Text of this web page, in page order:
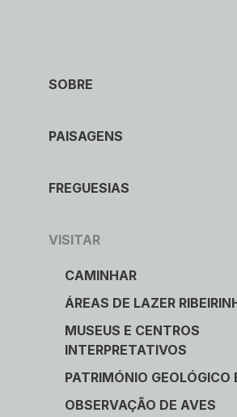
Museus e Centros
Áreas de lazer ribeirinhas
Observação de aves
Onde comer
Onde ficar
SOBRE
PAISAGENS
FREGUESIAS
VISITAR
CAMINHAR
ÁREAS DE LAZER
MUSEUS E CENTROS
INTERPRETATIVOS
PATRIMÓNIO GEOLÓGICO
OBSERVAÇÃO DE AVES